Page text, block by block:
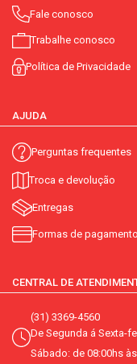
Fale conosco
Trabalhe conosco
Política de Privacidade
AJUDA
Perguntas frequentes
Troca e devolução
Entregas
Formas de pagamento
CENTRAL DE
(31) 3369-4560
De Segunda á Sexta-
Sábado: de 08:00hs